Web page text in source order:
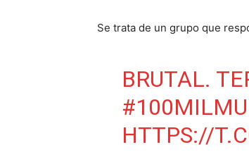
Se trata de un grupo que
BRUTAL.
HTTPS://